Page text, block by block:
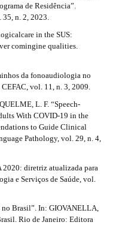
de Residência”.
n. 2, 2023.
in the SUS:
comingine qualities.
da fonoaudiologia no
vol. 11, n. 3, 2009.
L. F. “Speech-
With COVID-19 in the
to Guide Clinical
Pathology, vol. 29, n. 4,
2020: diretriz atualizada para
e Serviços de Saúde, vol.
no Brasil”. In: GIOVANELLA,
Rio de Janeiro: Editora